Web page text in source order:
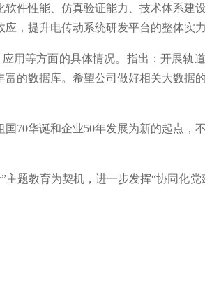
件性能、仿真验证能力、技术体系建
，提升电传动系统研发平台的整体实力
用等方面的具体情况。指出：开展轨
的数据库。希望公司做好相关大数据
70华诞和企业50年发展为新的起点，
题教育为契机，进一步发挥“协同化党